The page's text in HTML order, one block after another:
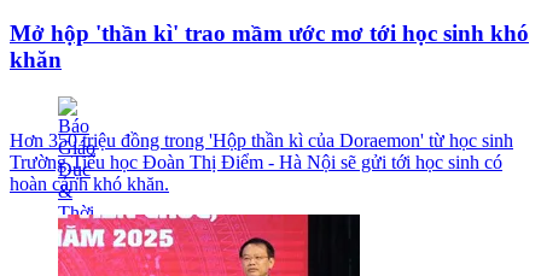
Mở hộp 'thần kì' trao mầm ước mơ tới học sinh khó
khăn
Hơn 350 triệu đồng trong 'Hộp thần kì của Doraemon' từ học sinh
Trường Tiểu học Đoàn Thị Điểm - Hà Nội sẽ gửi tới học sinh có
hoàn cảnh khó khăn.